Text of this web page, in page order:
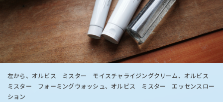
左から、オルビス ミスター モイスチャライジングクリーム、オルビス
ミスター フォーミングウォッシュ、オルビス ミスター エッセンスロー
ション